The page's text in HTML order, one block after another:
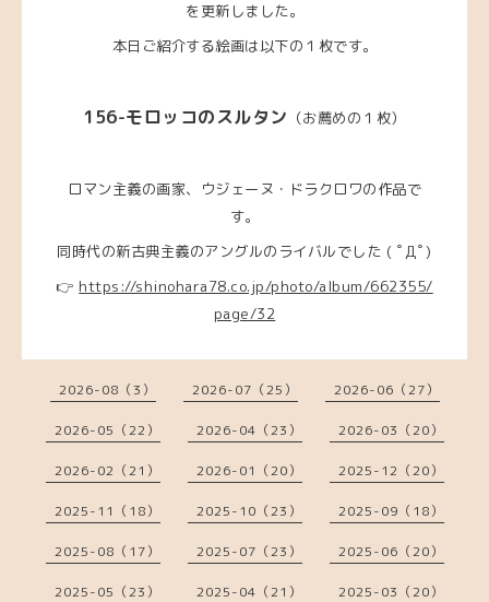
を更新しました。
本日ご紹介する絵画は以下の１枚です。
156-モロッコのスルタン （お薦めの１枚）
ロマン主義の画家、ウジェーヌ・ドラクロワの作品で
す。
同時代の新古典主義のアングルのライバルでした ( ﾟДﾟ)
👉 https://shinohara78.co.jp/photo/album/662355/
page/32
2026-08（3） 2026-07（25） 2026-06（27）
2026-05（22） 2026-04（23） 2026-03（20）
2026-02（21） 2026-01（20） 2025-12（20）
2025-11（18） 2025-10（23） 2025-09（18）
2025-08（17） 2025-07（23） 2025-06（20）
2025-05（23） 2025-04（21） 2025-03（20）